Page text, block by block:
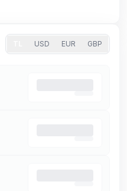
USD EUR GBP